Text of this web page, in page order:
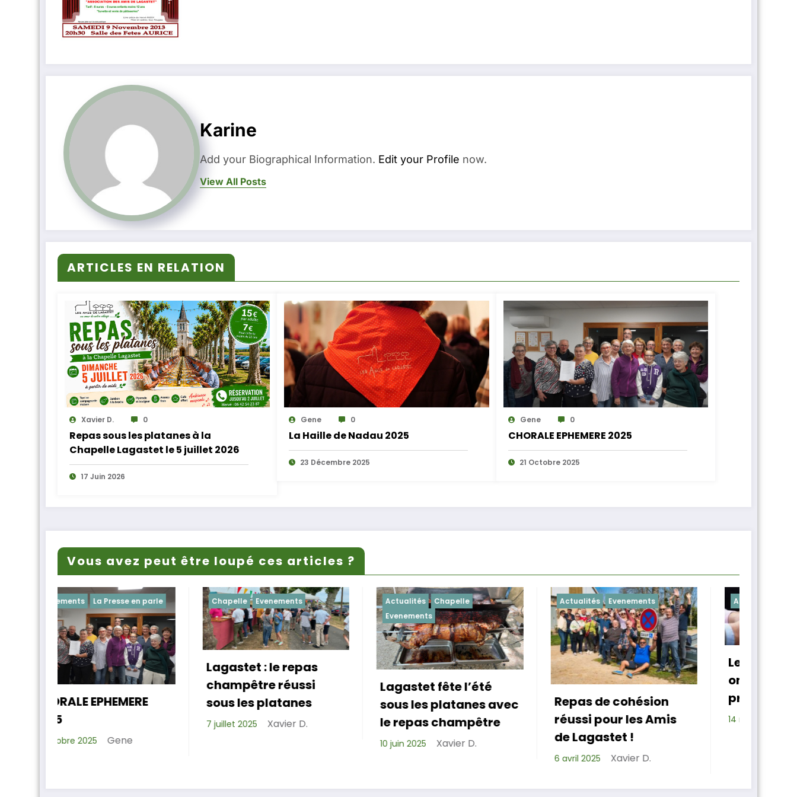
Karine
Add your Biographical Information. Edit your Profile now.
View All Posts
ARTICLES EN RELATION
Xavier D. 0
Repas sous les platanes à la
Chapelle Lagastet le 5 juillet 2026
17 Juin 2026
Gene 0
La Haille de Nadau 2025
23 Décembre 2025
Gene 0
CHORALE EPHEMERE 2025
21 Octobre 2025
Vous avez peut être loupé ces articles ?
Chapelle Evenements
Lagastet : le repas
champêtre réussi
sous les platanes
Actualités
Chapelle
Evenements
Lagastet fête l’été
sous les platanes avec
le repas champêtre
Actualités Evenements
Repas de cohésion
réussi pour les Amis
de Lagastet !
Actualités Chapelle
Les Amis de Lagastet
ont un nouveau
président
14 mars 2025 Xavier D.